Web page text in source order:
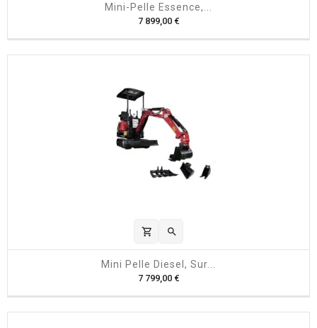
Mini-Pelle Essence,...
7 899,00 €P
x
shopping_cart 
Mini Pelle Diesel, Sur...
7 799,00 €P
x